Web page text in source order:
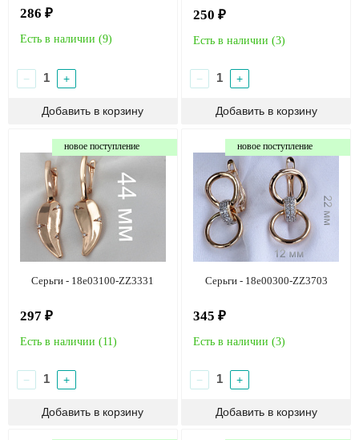
286 ₽
Есть в наличии (9)
− +
250 ₽
Есть в наличии (3)
− +
новое поступление
Серьги - 18e03100-ZZ3331
297 ₽
Есть в наличии (11 )
− +
новое поступление
Серьги - 18e00300-ZZ3703
345 ₽
Есть в наличии (3)
− +